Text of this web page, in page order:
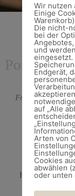
Portfolio |
Fotografieren
Es ist eine
Hunde|Katzen
Wir nutzen
Einige
Die nicht-
bei der
und
eingesetzt.
Endgerät,
auf „Alle
Arten von
Cookies
abwählen
oder unten